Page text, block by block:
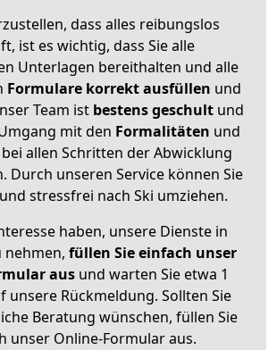
dass alles reibungslos
ist es wichtig, dass Sie alle
Unterlagen bereithalten und alle
Formulare korrekt ausfüllen und
Team ist bestens geschult und
mit den Formalitäten und
allen Schritten der Abwicklung
Durch unseren Service können Sie
stressfrei nach Ski umziehen.
haben, unsere Dienste in
nehmen, füllen Sie einfach unser
ausund warten Sie etwa 1
unsere Rückmeldung. Sollten Sie
Beratung wünschen, füllen Sie
unser Online-Formular aus.